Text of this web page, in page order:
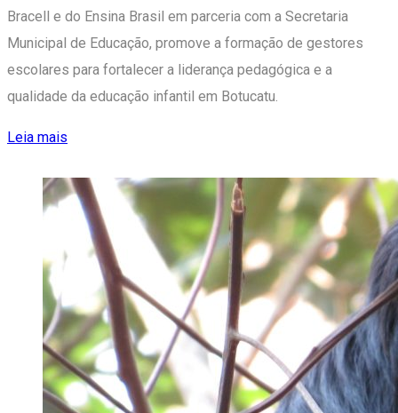
Bracell e do Ensina Brasil em parceria com a Secretaria
Municipal de Educação, promove a formação de gestores
escolares para fortalecer a liderança pedagógica e a
qualidade da educação infantil em Botucatu.
Leia mais